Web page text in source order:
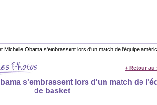
Michelle Obama s'embrassent lors d'un match de l'équipe
+ Retour au
s'embrassent lors d'un match de
de basket